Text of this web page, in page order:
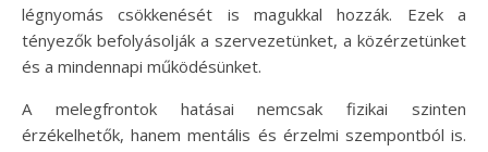
légnyomás csökkenését is magukkal hozzák. Ezek a
tényezők befolyásolják a szervezetünket, a közérzetünket
és a mindennapi működésünket.
A melegfrontok hatásai nemcsak fizikai szinten
érzékelhetők, hanem mentális és érzelmi szempontból is.